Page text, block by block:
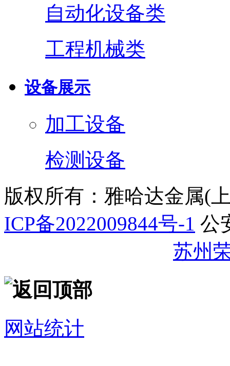
自动化设备类
工程机械类
设备展示
加工设备
检测设备
版权所有：雅哈达金属(
ICP备2022009844号-1 公
苏州
网站统计